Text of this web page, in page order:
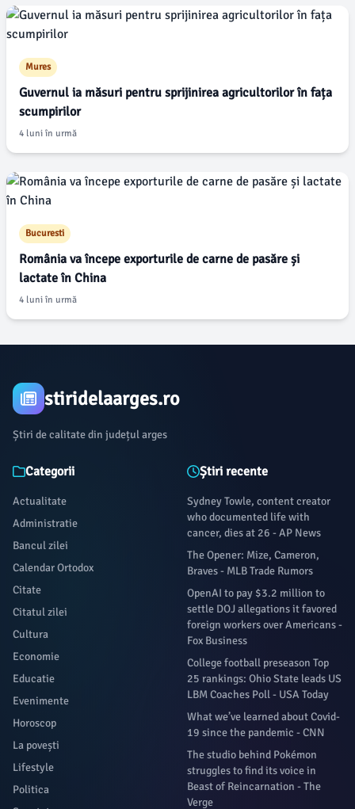
Mures
Guvernul ia măsuri pentru sprijinirea agricultorilor în fața
scumpirilor
4 luni în urmă
Bucuresti
România va începe exporturile de carne de pasăre și
lactate în China
4 luni în urmă
stiridelaarges.ro
Știri de calitate din județul arges
Categorii
Actualitate
Administratie
Bancul zilei
Calendar Ortodox
Citate
Citatul zilei
Cultura
Economie
Educatie
Evenimente
Horoscop
La povești
Lifestyle
Politica
Știri recente
Sydney Towle, content creator
who documented life with
cancer, dies at 26 - AP News
The Opener: Mize, Cameron,
Braves - MLB Trade Rumors
OpenAI to pay $3.2 million to
settle DOJ allegations it favored
foreign workers over Americans -
Fox Business
College football preseason Top
25 rankings: Ohio State leads US
LBM Coaches Poll - USA Today
What we’ve learned about Covid-
19 since the pandemic - CNN
The studio behind Pokémon
struggles to find its voice in
Beast of Reincarnation - The
Verge